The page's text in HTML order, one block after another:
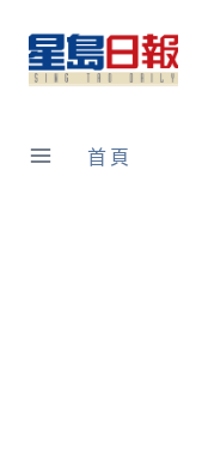
content
首頁